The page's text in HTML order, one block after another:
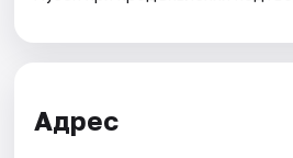
Адрес